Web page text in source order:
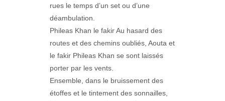
rues le temps d’un set ou d’une
déambulation.
Phileas Khan le fakir Au hasard des
routes et des chemins oubliés, Aouta et
le fakir Phileas Khan se sont laissés
porter par les vents.
Ensemble, dans le bruissement des
étoffes et le tintement des sonnailles,